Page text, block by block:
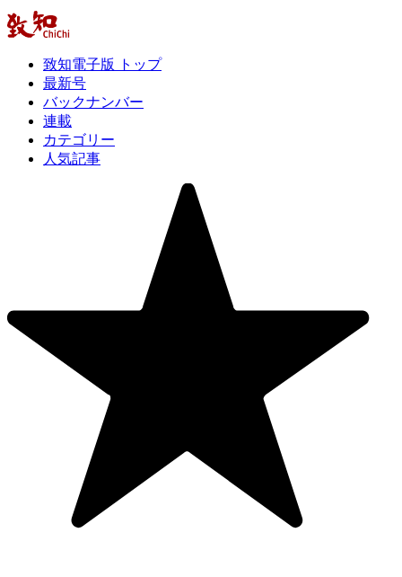
致知電子版 トップ
最新号
バックナンバー
連載
カテゴリー
人気記事